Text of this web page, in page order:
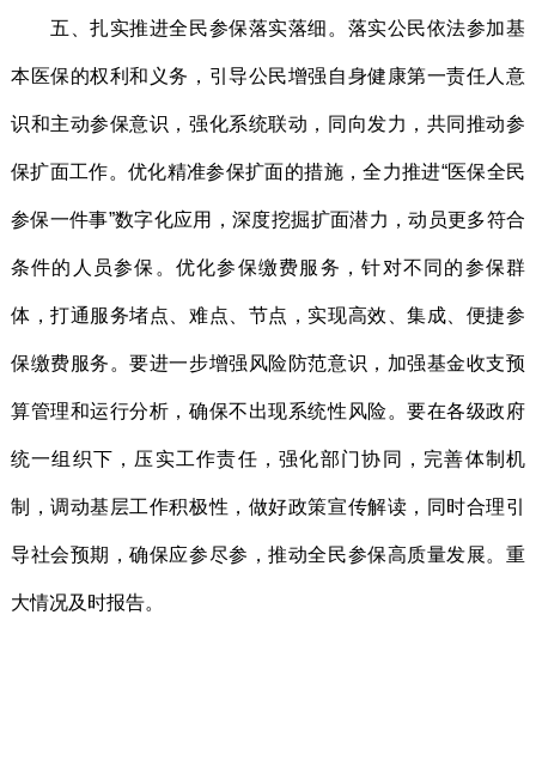
五、扎实推进全民参保落实落细。落实公民依法参加基
本医保的权利和义务，引导公民增强自身健康第一责任人意
识和主动参保意识，强化系统联动，同向发力，共同推动参
保扩面工作。优化精准参保扩面的措施，全力推进“医保全民
参保一件事”数字化应用，深度挖掘扩面潜力，动员更多符合
条件的人员参保。优化参保缴费服务，针对不同的参保群
体，打通服务堵点、难点、节点，实现高效、集成、便捷参
保缴费服务。要进一步增强风险防范意识，加强基金收支预
算管理和运行分析，确保不出现系统性风险。要在各级政府
统一组织下，压实工作责任，强化部门协同，完善体制机
制，调动基层工作积极性，做好政策宣传解读，同时合理引
导社会预期，确保应参尽参，推动全民参保高质量发展。重
大情况及时报告。